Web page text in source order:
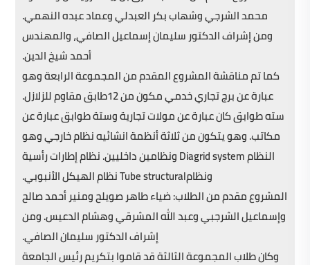
محمد الشرجي وشهاب بكر العبدلي وعماد عبده النهمي.
ومن إشراف الدكتور سليمان إسماعيل الصافي، والمهندس
أحمد شيخ الدين.
كما تم مناقشة المشروع المقدم من المجموعة الرابعة وهو
عبارة عن برج تجاري خدمي مكون من 12طابق مقاوم للزلازل.
سته طوابق كان عبارة عن مولات تجارية وستة طوابق عبارة عن
مكاتب. وهو يتكون من ثلاثة أنظمة انشائيه نظام خارجي وهو
النظام Diagrid system ونظامين داخليين. نظام إطارات رأسية
ونظامTube structural نظام الهيكل الأنبوبي.
المشروع مقدم من الطلاب: ضياء طاهر صويلح ومنير أحمد صالح
وإسماعيل الشرجبي وعبد الله المشرقي وهشام الدعيس. ومن
إشراف الدكتور سليمان الصافي.
وكان طلاب المجموعة الثالثة قد قاموا بتكريم رئيس الجامعة